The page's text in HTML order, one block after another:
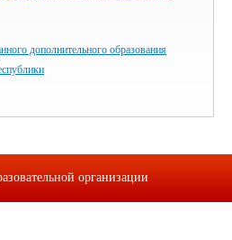
дополнительного образования
организации